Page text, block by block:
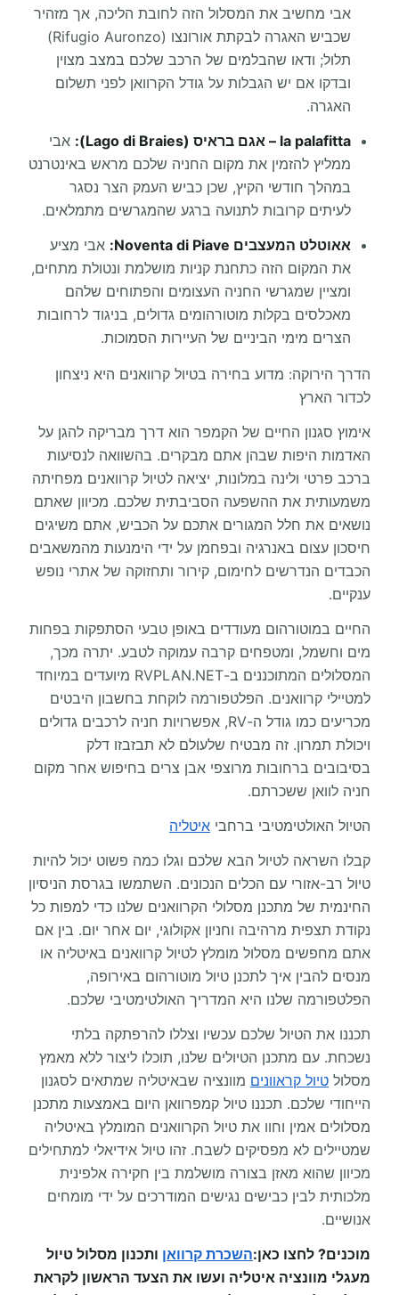
אבי מחשיב את המסלול הזה לחובת הליכה, אך מזהיר
שכביש האגרה לבקתת אורונצו (Rifugio Auronzo)
תלול; ודאו שהבלמים של הרכב שלכם במצב מצוין
ובדקו אם יש הגבלות על גודל הקרוואן לפני תשלום
האגרה.
la palafitta – אגם בראיס (Lago di Braies):
אבי
ממליץ להזמין את מקום החניה שלכם מראש באינטרנט
במהלך חודשי הקיץ, שכן כביש העמק הצר נסגר
לעיתים קרובות לתנועה ברגע שהמגרשים מתמלאים.
אאוטלט המעצבים Noventa di Piave:
אבי מציע
את המקום הזה כתחנת קניות מושלמת ונטולת מתחים,
ומציין שמגרשי החניה העצומים והפתוחים שלהם
מאכלסים בקלות מוטורהומים גדולים, בניגוד לרחובות
הצרים מימי הביניים של העיירות הסמוכות.
הדרך הירוקה: מדוע בחירה בטיול קרוואנים היא ניצחון
לכדור הארץ
אימוץ סגנון החיים של הקמפר הוא דרך מבריקה להגן על
האדמות היפות שבהן אתם מבקרים. בהשוואה לנסיעות
ברכב פרטי ולינה במלונות, יציאה לטיול קרוואנים מפחיתה
משמעותית את ההשפעה הסביבתית שלכם. מכיוון שאתם
נושאים את חלל המגורים אתכם על הכביש, אתם משיגים
חיסכון עצום באנרגיה ובפחמן על ידי הימנעות מהמשאבים
הכבדים הנדרשים לחימום, קירור ותחזוקה של אתרי נופש
ענקיים.
החיים במוטורהום מעודדים באופן טבעי הסתפקות בפחות
מים וחשמל, ומטפחים קרבה עמוקה לטבע. יתרה מכך,
המסלולים המתוכננים ב-RVPLAN.NET מיועדים במיוחד
למטיילי קרוואנים. הפלטפורמה לוקחת בחשבון היבטים
מכריעים כמו גודל ה-RV, אפשרויות חניה לרכבים גדולים
ויכולת תמרון. זה מבטיח שלעולם לא תבזבזו דלק
בסיבובים ברחובות מרוצפי אבן צרים בחיפוש אחר מקום
חניה לוואן ששכרתם.
הטיול האולטימטיבי ברחבי איטליה
קבלו השראה לטיול הבא שלכם וגלו כמה פשוט יכול להיות
טיול רב-אזורי עם הכלים הנכונים. השתמשו בגרסת הניסיון
החינמית של מתכנן מסלולי הקרוואנים שלנו כדי למפות כל
נקודת תצפית מרהיבה וחניון אקולוגי, יום אחר יום. בין אם
אתם מחפשים מסלול מומלץ לטיול קרוואנים באיטליה או
מנסים להבין איך לתכנן טיול מוטורהום באירופה,
הפלטפורמה שלנו היא המדריך האולטימטיבי שלכם.
תכננו את הטיול שלכם עכשיו וצללו להרפתקה בלתי
נשכחת. עם מתכנן הטיולים שלנו, תוכלו ליצור ללא מאמץ
מסלול טיול קראוונים מוונציה שבאיטליה שמתאים לסגנון
הייחודי שלכם. תכננו טיול קמפרוואן היום באמצעות מתכנן
מסלולים אמין וחוו את טיול הקרוואנים המומלץ באיטליה
שמטיילים לא מפסיקים לשבח. זהו טיול אידיאלי למתחילים
מכיוון שהוא מאזן בצורה מושלמת בין חקירה אלפינית
מלכותית לבין כבישים נגישים המודרכים על ידי מומחים
אנושיים.
מוכנים? לחצו כאן:השכרת קרוואן ותכנון מסלול טיול
מעגלי מוונציה איטליה ועשו את הצעד הראשון לקראת